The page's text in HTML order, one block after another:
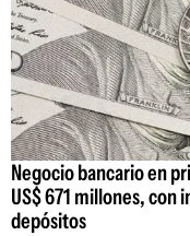
Negocio bancario en
US$ 671 millones, con
depósitos